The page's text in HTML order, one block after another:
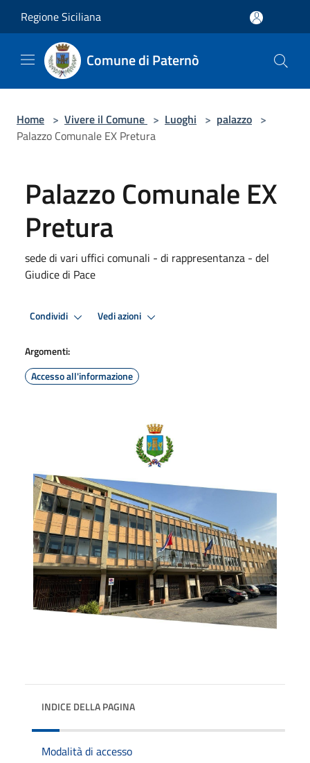
Regione Siciliana
Comune di Paternò
Home > Vivere il Comune > Luoghi > palazzo >
Palazzo Comunale EX Pretura
Palazzo Comunale EX
Pretura
sede di vari uffici comunali - di rappresentanza - del
Giudice di Pace
Condividi Vedi azioni
Argomenti:
Accesso all'informazione
INDICE DELLA PAGINA
Modalità di accesso